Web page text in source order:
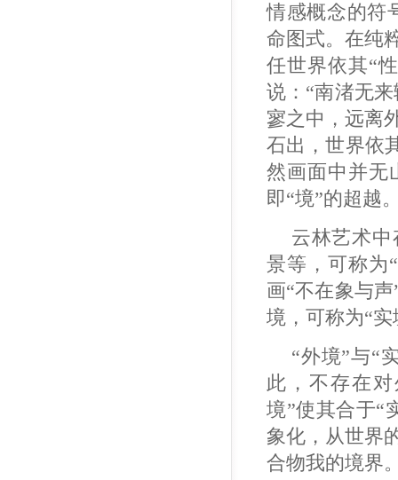
情感概念的符
命图式。在纯
任世界依其“
说：“南渚无
寥之中，远离
石出，世界依
然画面中并无
即“境”的超越
云林艺术
景等，可称为
画“不在象与
境，可称为“
“外境”与“
此，不存在
境”使其合于“
象化，从世界
合物我的境界